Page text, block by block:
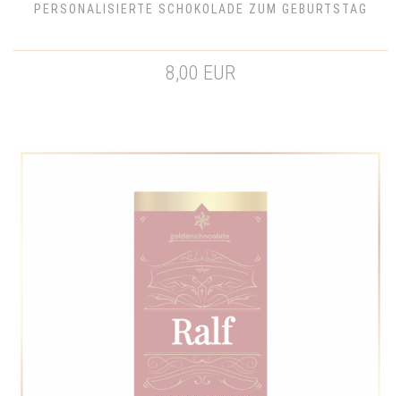
PERSONALISIERTE SCHOKOLADE ZUM GEBURTSTAG
8,00 EUR